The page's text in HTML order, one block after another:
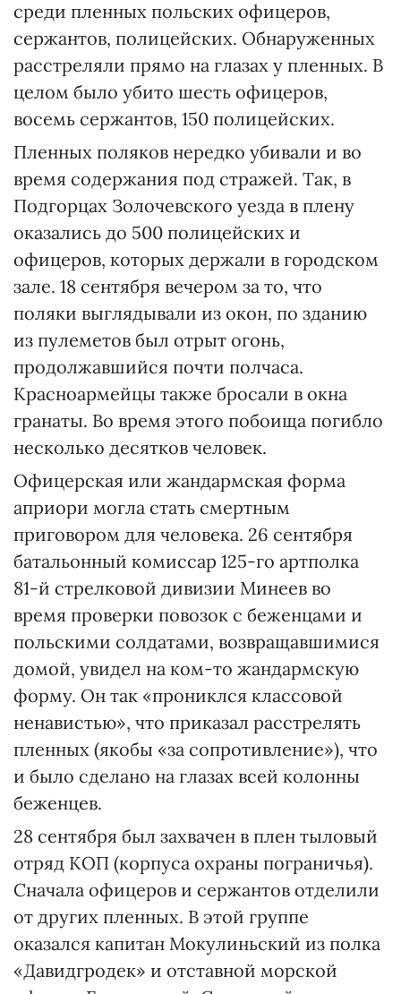
среди пленных польских офицеров,
сержантов, полицейских. Обнаруженных
расстреляли прямо на глазах у пленных. В
целом было убито шесть офицеров,
восемь сержантов, 150 полицейских.
Пленных поляков нередко убивали и во
время содержания под стражей. Так, в
Подгорцах Золочевского уезда в плену
оказались до 500 полицейских и
офицеров, которых держали в городском
зале. 18 сентября вечером за то, что
поляки выглядывали из окон, по зданию
из пулеметов был отрыт огонь,
продолжавшийся почти полчаса.
Красноармейцы также бросали в окна
гранаты. Во время этого побоища погибло
несколько десятков человек.
Офицерская или жандармская форма
априори могла стать смертным
приговором для человека. 26 сентября
батальонный комиссар 125-го артполка
81-й стрелковой дивизии Минеев во
время проверки повозок с беженцами и
польскими солдатами, возвращавшимися
домой, увидел на ком-то жандармскую
форму. Он так «прониклся классовой
ненавистью», что приказал расстрелять
пленных (якобы «за сопротивление»), что
и было сделано на глазах всей колонны
беженцев.
28 сентября был захвачен в плен тыловый
отряд КОП (корпуса охраны пограничья).
Сначала офицеров и сержантов отделили
от других пленных. В этой группе
оказался капитан Мокулиньский из полка
«Давидгродек» и отставной морской